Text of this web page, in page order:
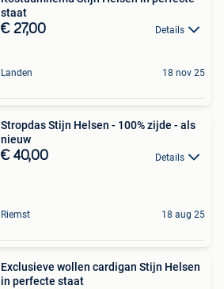
staat
€ 27,00 Details
Landen 18 nov 25
Stropdas Stijn Helsen - 100% zijde - als
nieuw
€ 40,00 Details
Riemst 18 aug 25
Exclusieve wollen cardigan Stijn Helsen
in perfecte staat